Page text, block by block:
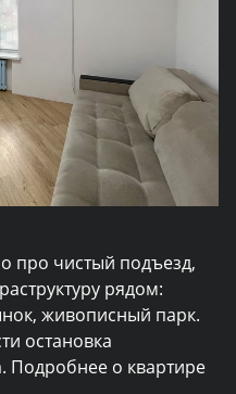
про чистый подъезд,
рядом:
живописный парк.
остановка
Подробнее о квартире